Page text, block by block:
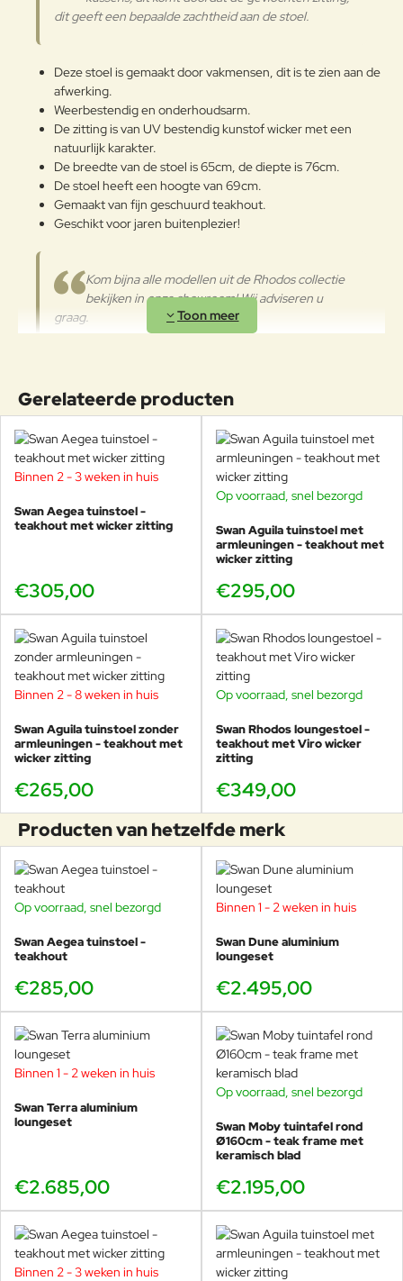
Het teak dat voor Swan-producten
wordt gebruikt, is FSC®-
Onderhoudsadvies
Teak
Omdat het een natuurlijk materiaal
is, kan het verschillende nuances
het andere of tussen
componenten van hetzelfde
product. Bij plotselinge
veranderingen in temperatuur en
luchtvochtigheid kunnen
het geen onderhoudsbehandeling
krijgt met de periodieke toepassing
van gewone en specifieke op olie
gebaseerde beschermende
verwijderd door licht te schuren en
vervolgens te polijsten met een
jute doek. Kleine vlekken
veroorzaakt door olie of andere
voedingsproducten moeten
onmiddellijk, voordat het hout ze
absorbeert, worden verwijderd
door het betreffende gebied te
schuren en te polijsten met een
jute doek. Vlekken van koffie,
zonder voedingsadditieven,
kunnen snel worden verwijderd
met water en een zachte doek.
Wanneer het hout voor de eerste
keer nat wordt, is het normaal dat
het oppervlak tijdens het drogen
enigszins ruw wordt; het
aanvankelijke polijsteffect kan
worden hersteld door het
oppervlak licht te schuren en
jutedoek. Teak is een natuurlijk
materiaal dat water opneemt en
rijk is aan oliën. Na verloop van tijd
kunnen deze oliën door een
natuurlijk proces naar de
oppervlakte komen en vlekken
veroorzaken op de gebruikte
kunnen met water en zeep worden
verwijderd.
dit geeft een bepaalde zachtheid aan de stoel.
Deze stoel is gemaakt door vakmensen, dit is te zien aan de
afwerking.
Weerbestendig en onderhoudsarm.
De zitting is van UV bestendig kunstof wicker met een
natuurlijk karakter.
De breedte van de stoel is 65cm, de diepte is 76cm.
De stoel heeft een hoogte van 69cm.
Gemaakt van fijn geschuurd teakhout.
Geschikt voor jaren buitenplezier!
Kom bijna alle modellen uit de Rhodos collectie
bekijken in onze showroom! Wij adviseren u
graag.
Swan Outdoor Living
Tijdloze Elegantie voor Buiten.
Swan staat voor verfijning en duurzaamheid in buitenmeubilair. De
collecties combineren tijdloos design met hoogwaardige
materialen, zoals teakhout en aluminium, voor een luxueuze
buitenervaring. Of het nu gaat om loungesets, eettafels of
loungestoelen, elk stuk is ontworpen met oog voor detail en
functionaliteit. Ontdek de tijdloze schoonheid van Swan en verrijk
Gerelateerde producten
Binnen 2 - 3 weken in huis
Swan Aegea tuinstoel -
teakhout met wicker zitting
€305,00
Op voorraad, snel bezorgd
Swan Aguila tuinstoel met
armleuningen - teakhout met
wicker zitting
€295,00
Binnen 2 - 8 weken in huis
Swan Aguila tuinstoel zonder
armleuningen - teakhout met
wicker zitting
€265,00
Op voorraad, snel bezorgd
Swan Rhodos loungestoel -
teakhout met Viro wicker
zitting
€349,00
Producten van hetzelfde merk
Op voorraad, snel bezorgd
Swan Aegea tuinstoel -
teakhout
€285,00
Binnen 1 - 2 weken in huis
Swan Dune aluminium
loungeset
€2.495,00
Binnen 1 - 2 weken in huis
Swan Terra aluminium
loungeset
€2.685,00
Op voorraad, snel bezorgd
Swan Moby tuintafel rond
Ø160cm - teak frame met
keramisch blad
€2.195,00
Binnen 2 - 3 weken in huis